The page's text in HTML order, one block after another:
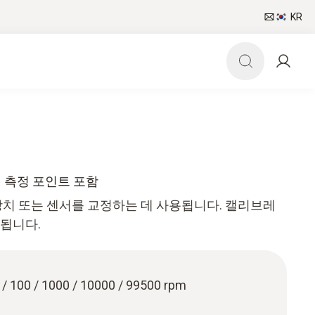
KR
측정 포인트 포함
또는 센서를 교정하는 데 사용됩니다. 캘리브레
니다.
100 / 1000 / 10000 / 99500 rpm